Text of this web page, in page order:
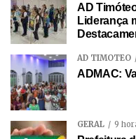
AD
Liderança
AD TIMÓTEO
ADMAC:
GERAL 9